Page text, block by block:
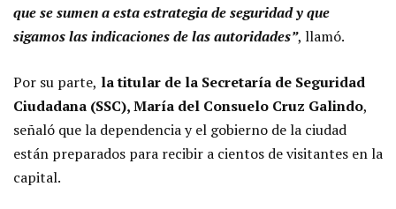
que se sumen a esta estrategia de seguridad y que
sigamos las indicaciones de las autoridades”, llamó.
Por su parte, la titular de la Secretaría de Seguridad
Ciudadana (SSC), María del Consuelo Cruz Galindo,
señaló que la dependencia y el gobierno de la ciudad
están preparados para recibir a cientos de visitantes en la
capital.